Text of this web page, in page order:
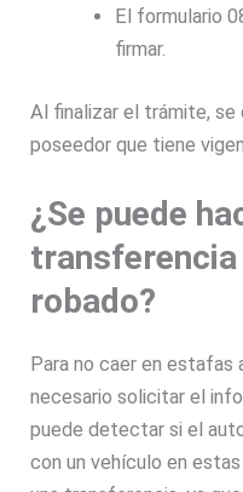
El formulario
firmar.
Al finalizar el trámite, se
poseedor que tiene
¿Se puede
transferencia
robado?
Para no caer en estafas
necesario solicitar el
puede detectar si el
con un vehículo en